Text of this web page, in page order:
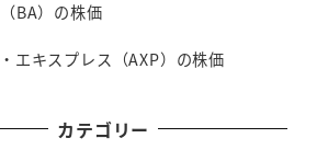
BA）の株価
エキスプレス（AXP）の株価
カテゴリー